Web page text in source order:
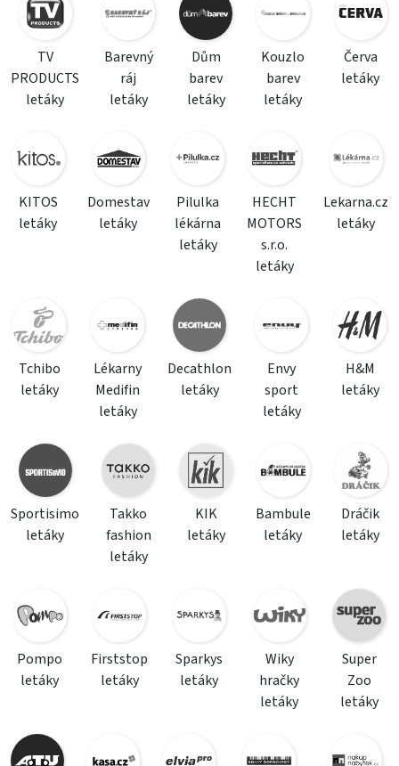
TV
PRODUCTS
letáky
Barevný
ráj
letáky
Dům
barev
letáky
Kouzlo
barev
letáky
Červa
letáky
KITOS
letáky
Domestav
letáky
Pilulka
lékárna
letáky
HECHT
MOTORS
s.r.o.
letáky
Lekarna.cz
letáky
Tchibo
letáky
Lékarny
Medifin
letáky
Decathlon
letáky
Envy
sport
letáky
H&M
letáky
Sportisimo
letáky
Takko
fashion
letáky
KIK
letáky
Bambule
letáky
Dráčik
letáky
Pompo
letáky
Firststop
letáky
Sparkys
letáky
Wiky
hračky
letáky
Super
Zoo
letáky